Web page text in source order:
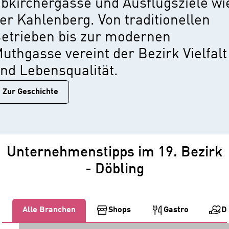
und Ausflugsziele
Kahlenberg. Von traditionellen
bis zur modernen
vereint der Bezirk Vielfalt
Lebensqualität.
Zur Geschichtе
Unternehmenstipps im 19. Bezirk
- Döbling
Alle Branchen Shops Gastro